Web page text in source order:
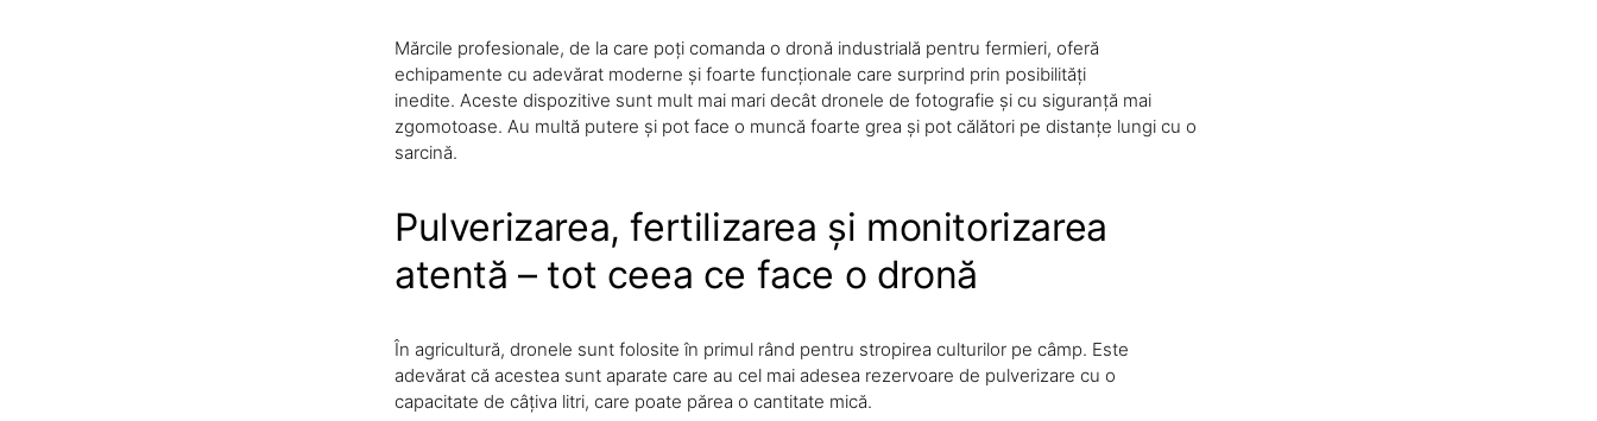
Mărcile profesionale, de la care poți comanda o dronă industrială pentru fermieri, oferă
echipamente cu adevărat moderne și foarte funcționale care surprind prin posibilități
inedite. Aceste dispozitive sunt mult mai mari decât dronele de fotografie și cu siguranță mai
zgomotoase. Au multă putere și pot face o muncă foarte grea și pot călători pe distanțe lungi cu o
sarcină.
Pulverizarea, fertilizarea și monitorizarea
atentă – tot ceea ce face o dronă
În agricultură, dronele sunt folosite în primul rând pentru stropirea culturilor pe câmp. Este
adevărat că acestea sunt aparate care au cel mai adesea rezervoare de pulverizare cu o
capacitate de câțiva litri, care poate părea o cantitate mică.